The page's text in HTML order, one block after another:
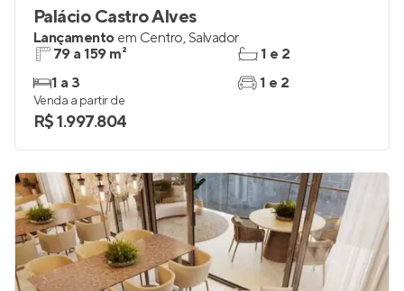
Palácio Castro Alves
Lançamento em Centro,Salvador
79 a 159 m²
1 a 3
1 e 2
1 e 2
Venda a partir de
R$ 1.997.804